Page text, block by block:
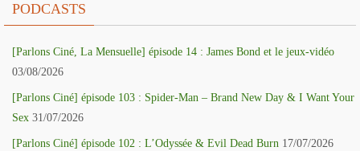
PODCASTS
[Parlons Ciné, La Mensuelle] épisode 14 : James Bond et le jeux-vidéo
03/08/2026
[Parlons Ciné] épisode 103 : Spider-Man – Brand New Day & I Want Your
Sex 31/07/2026
[Parlons Ciné] épisode 102 : L’Odyssée & Evil Dead Burn 17/07/2026